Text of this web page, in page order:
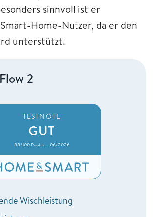
sinnvoll ist er
Home-Nutzer, da er den
unterstützt.
2
TESTNOTE
GUT
88/100 Punkte • 06/2026
Wischleistung